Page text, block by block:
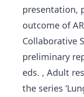
presentation,
outcome of
Collaborative
preliminary
eds. , Adult
the series